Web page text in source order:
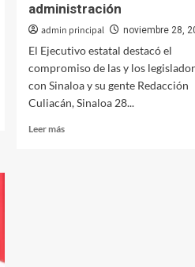
administración
admin principal noviembre 28,
El Ejecutivo estatal destacó el
compromiso de las y los
con Sinaloa y su gente Redacción
Culiacán, Sinaloa 28...
Leer másLeer